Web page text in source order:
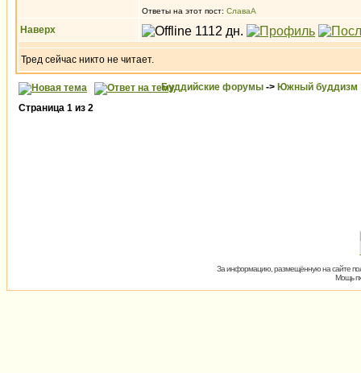
Ответы на этот пост: СлаваА
Наверх
Тред сейчас никто не читает.
Буддийские форумы -> Южный буддизм
Страница 1 из 2
За информацию, размещённую на сайте
Мощь